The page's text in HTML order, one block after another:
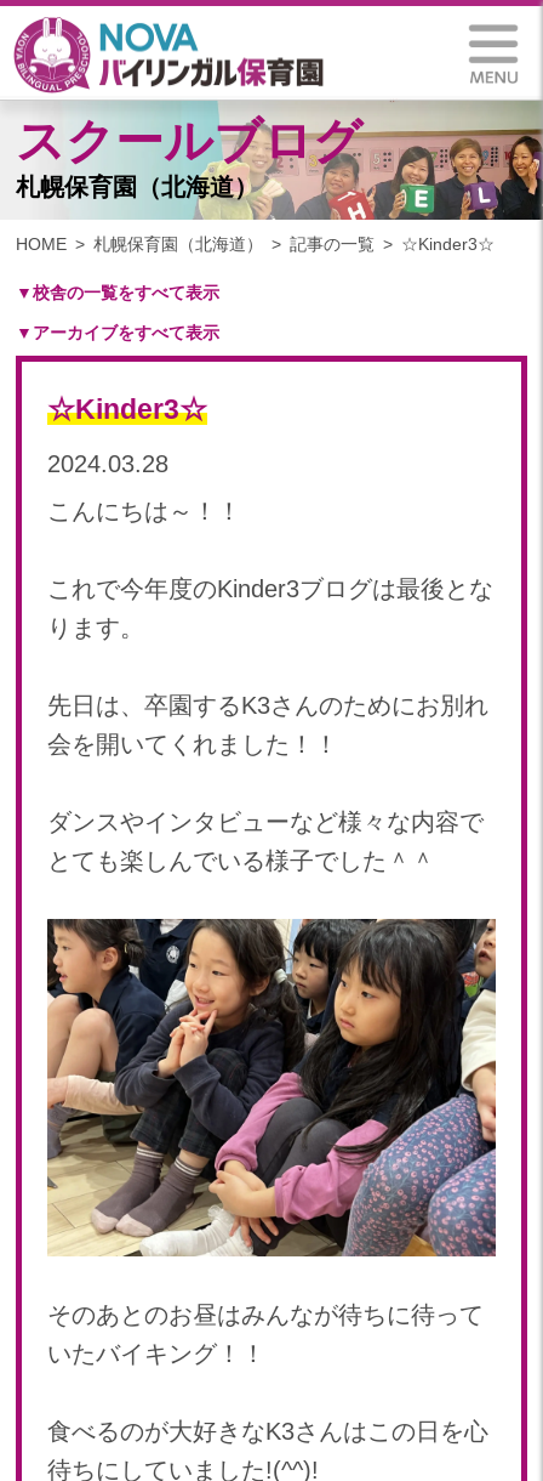
スクールブログ
札幌保育園（北海道）
HOME 札幌保育園（北海道） 記事の一覧 ☆Kinder3☆
▼校舎の一覧をすべて表示
札幌保育園（北海道）
仙台八木山保育園（宮城県）
仙台富沢保育園（宮城県）
つくば西平塚保育園(茨城県)
札幌東雁来保育園(北海道)
▼アーカイブをすべて表示
2025年 03月(1)
2024年 09月(19)
2024年 07月(22)
2024年 06月(20)
2024年 04月(21)
2024年 03月(20)
2023
2023年 12月(20)
2023年 10月(21)
2023年 09月(20)
2023年 08月(21)
2023年 07月(20)
2023年 06月(22)
2023年 05月(20)
2023年 04月(20)
2023年 03月(22)
2023年 02月(19)
2023年 01月(19)
2022年 12月(20)
2022年 11月(20)
2022年 09月(20)
2022年 08月(22)
☆Kinder3☆
2024.03.28
こんにちは～！！
これで今年度のKinder3ブログは最後とな
ります。
先日は、卒園するK3さんのためにお別れ
会を開いてくれました！！
ダンスやインタビューなど様々な内容で
とても楽しんでいる様子でした＾＾
そのあとのお昼はみんなが待ちに待って
いたバイキング！！
食べるのが大好きなK3さんはこの日を心
待ちにしていました!(^^)!